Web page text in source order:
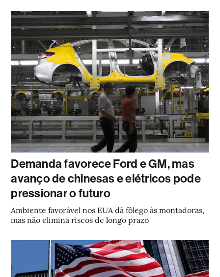
Demanda favorece Ford e GM, mas
avanço de chinesas e elétricos pode
pressionar o futuro
Ambiente favorável nos EUA dá fôlego às montadoras,
mas não elimina riscos de longo prazo